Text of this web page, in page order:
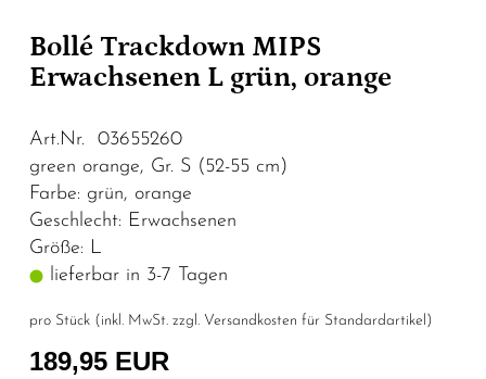
Bollé Trackdown MIPS
Erwachsenen L grün, orange
Art.Nr. 03655260
green orange, Gr. S (52-55 cm)
Farbe: grün, orange
Geschlecht: Erwachsenen
Größe: L
lieferbar in 3-7 Tagen
pro Stück (inkl. MwSt. zzgl. Versandkosten für Standardartikel )
189,95 EUR